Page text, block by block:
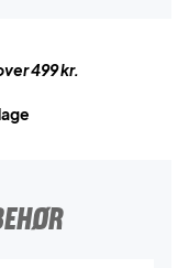
499 kr.